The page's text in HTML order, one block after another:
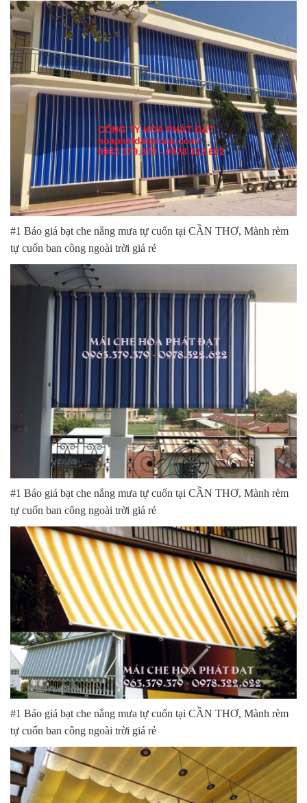
#1 Báo giá bạt che nắng mưa tự cuốn tại CẦN THƠ, Mành rèm
tự cuốn ban công ngoài trời giá rẻ
#1 Báo giá bạt che nắng mưa tự cuốn tại CẦN THƠ, Mành rèm
tự cuốn ban công ngoài trời giá rẻ
#1 Báo giá bạt che nắng mưa tự cuốn tại CẦN THƠ, Mành rèm
tự cuốn ban công ngoài trời giá rẻ